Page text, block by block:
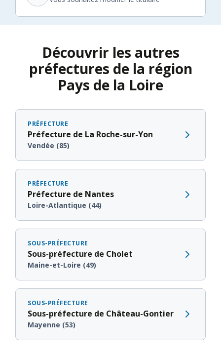
Découvrir les autres
préfectures de la région
Pays de la Loire
PRÉFECTURE
Préfecture de La Roche-sur-Yon
Vendée (85)
PRÉFECTURE
Préfecture de Nantes
Loire-Atlantique (44)
SOUS-PRÉFECTURE
Sous-préfecture de Cholet
Maine-et-Loire (49)
SOUS-PRÉFECTURE
Sous-préfecture de Château-Gontier
Mayenne (53)